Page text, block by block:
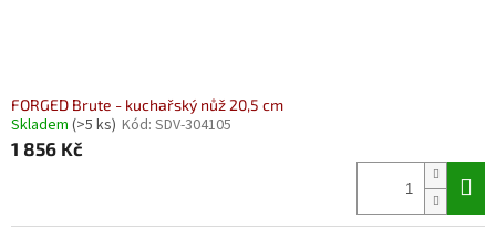
FORGED Brute - kuchařský nůž 20,5 cm
Skladem (>5 ks) Kód: SDV-304105
1 856 Kč